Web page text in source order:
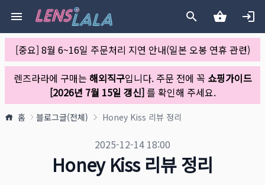
[중요] 8월 6~16일 주문처리 지연 안내(일본 오봉 연휴 관련)
렌즈라라에 구매는 해외직구입니다. 주문 전에 꼭 쇼핑가이드
[2026년 7월 15일 갱신]를 확인해 주세요.
홈 블로그글(전체) Honey Kiss 리뷰 정리
2025-12-14 18:00
Honey Kiss 리뷰 정리